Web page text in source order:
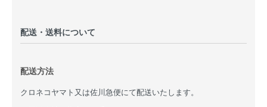
配送・送料について
配送方法
クロネコヤマト又は佐川急便にて配送いたします。